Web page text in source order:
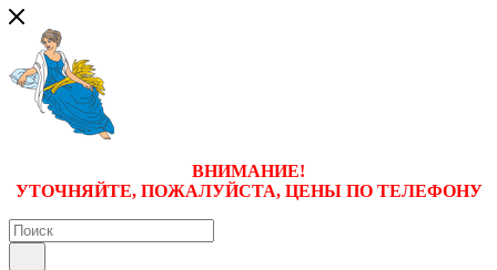
ВНИМАНИЕ!
УТОЧНЯЙТЕ, ПОЖАЛУЙСТА, ЦЕНЫ ПО ТЕЛЕФОНУ